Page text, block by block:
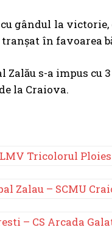
gândul la
în favoarea
s-a impus cu
la Craiova.
Tricolorul
Zalau – SCMU
– CS Arcada